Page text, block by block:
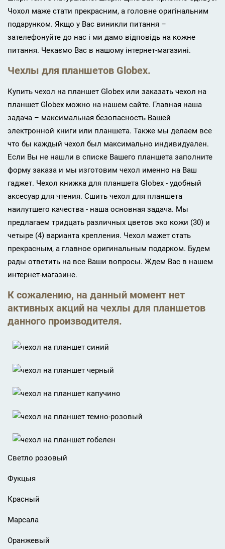
Чохол маже стати прекрасним, а головне оригінальним
подарунком. Якщо у Вас виникли питання –
зателефонуйте до нас і ми дамо відповідь на кожне
питання. Чекаємо Вас в нашому інтернет-магазині.
Чехлы для планшетов Globex.
Купить чехол на планшет Globex или заказать чехол на
планшет Globex можно на нашем сайте. Главная наша
задача – максимальная безопасность Вашей
электронной книги или планшета. Также мы делаем все
что бы каждый чехол был максимально индивидуален.
Если Вы не нашли в списке Вашего планшета заполните
форму заказа и мы изготовим чехол именно на Ваш
гаджет. Чехол книжка для планшета Globex - удобный
аксесуар для чтения. Сшить чехол для планшета
наилутшего качества - наша основная задача. Мы
предлагаем тридцать различных цветов эко кожи (30) и
четыре (4) варианта крепления. Чехол мажет стать
прекрасным, а главное оригинальным подарком. Будем
рады ответить на все Ваши вопросы. Ждем Вас в нашем
интернет-магазине.
К сожалению, на данный момент нет
активных акций на чехлы для планшетов
данного производителя.
Светло розовый
Фукцыя
Красный
Марсала
Оранжевый